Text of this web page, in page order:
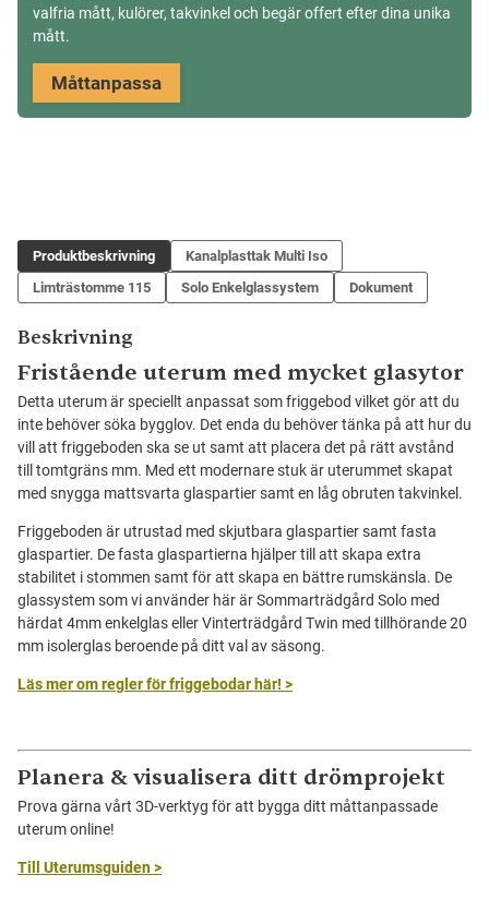
valfria mått, kulörer, takvinkel och begär offert efter dina unika
mått.
Måttanpassa
Produktbeskrivning
Kanalplasttak Multi Iso
Limträstomme 115
Solo Enkelglassystem Dokument
Beskrivning
Fristående uterum med mycket glasytor
Detta uterum är speciellt anpassat som friggebod vilket gör att du
inte behöver söka bygglov. Det enda du behöver tänka på att hur du
vill att friggeboden ska se ut samt att placera det på rätt avstånd
till tomtgräns mm. Med ett modernare stuk är uterummet skapat
med snygga mattsvarta glaspartier samt en låg obruten takvinkel.
Friggeboden är utrustad med skjutbara glaspartier samt fasta
glaspartier. De fasta glaspartierna hjälper till att skapa extra
stabilitet i stommen samt för att skapa en bättre rumskänsla. De
glassystem som vi använder här är Sommarträdgård Solo med
härdat 4mm enkelglas eller Vinterträdgård Twin med tillhörande 20
mm isolerglas beroende på ditt val av säsong.
Läs mer om regler för friggebodar här! >
Planera & visualisera ditt drömprojekt
Prova gärna vårt 3D-verktyg för att bygga ditt måttanpassade
uterum online!
Till Uterumsguiden >